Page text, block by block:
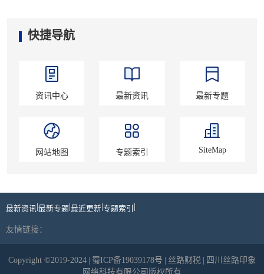
快捷导航
资讯中心 最新资讯 最新专题
网站地图 专题索引 SiteMap
最新资讯 最新专题 最近更新 专题索引
友情链接：
Copyright ©2019-2024 蜀ICP备19039178号 丝路财税
四川丝路印象
网络科技有限公司版权所有